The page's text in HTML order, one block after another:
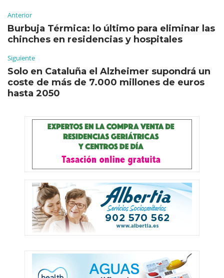
Anterior
Burbuja Térmica: lo último para eliminar las
chinches en residencias y hospitales
Siguiente
Solo en Cataluña el Alzheimer supondrá un
coste de más de 7.000 millones de euros
hasta 2050